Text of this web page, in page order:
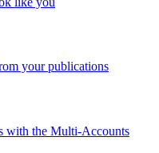
your publications
with the Multi-Accounts